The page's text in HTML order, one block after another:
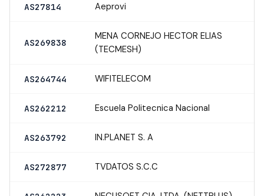
AS27814 Aeprovi
AS269838
MENA CORNEJO HECTOR ELIAS
(TECMESH)
AS264744 WIFITELECOM
AS262212 Escuela Politecnica Nacional
AS263792 IN.PLANET S. A
AS272877 TVDATOS S.C.C